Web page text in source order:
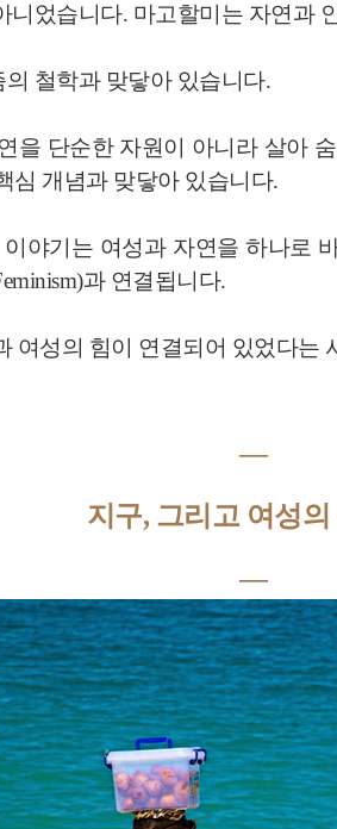
었습니다. 마고할미는 자연과
철학과 맞닿아 있습니다.
을 단순한 자원이 아니라 살아
심 개념과 맞닿아 있습니다.
이야기는 여성과 자연을 하나로
과 연결됩니다.
여성의 힘이 연결되어 있었다는
―
지구, 그리고 여성의
―